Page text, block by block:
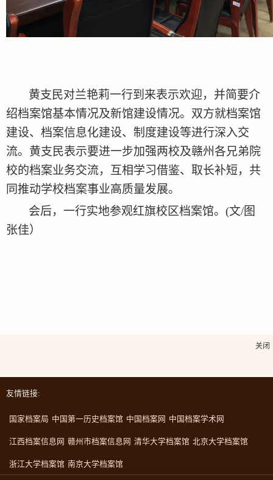
黄支民对兰艳莉一行到来表示欢迎，并简要介
绍档案馆基本情况及新馆建设情况。双方就档案馆
建设、档案信息化建设、 制度建设等进行深入交
流。 黄支民表示要进一步加强两校及赣州各兄弟院
校的档案业务交流，互相学习借鉴、取长补短，共
同推动学校档案事业高质量发展。
会后，一行实地参观红旗校区档案馆。 (文/图
张佳）
关闭
友情链接:
国家档案局 中国第一历史档案馆 中国档案网 中国档案学术网
江西档案信息网 赣州市档案信息网 清华大学档案馆 北京大学档案馆
浙江大学档案馆 南京大学档案馆